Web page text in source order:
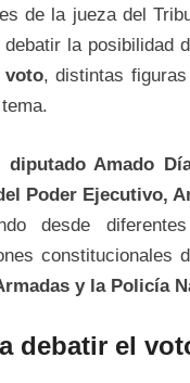
de la jueza del
la posibilidad
voto, distintas
diputado Amado
Poder Ejecutivo,
desde
constitucionales
y la Policía
debatir el